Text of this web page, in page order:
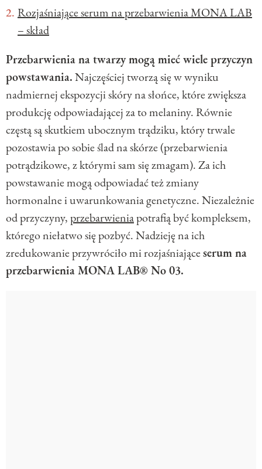
Rozjaśniające serum na przebarwienia MONA LAB
– skład
Przebarwienia na twarzy mogą mieć wiele przyczyn
powstawania.Najczęściej tworzą się w wyniku
nadmiernej ekspozycji skóry na słońce, które zwiększa
produkcję odpowiadającej za to melaniny. Równie
częstą są skutkiem ubocznym trądziku, który trwale
pozostawia po sobie ślad na skórze (przebarwienia
potrądzikowe, z którymi sam się zmagam). Za ich
powstawanie mogą odpowiadać też zmiany
hormonalne i uwarunkowania genetyczne. Niezależnie
od przyczyny,przebarwieniapotrafią być kompleksem,
którego niełatwo się pozbyć. Nadzieję na ich
zredukowanie przywróciło mi rozjaśniająceserum na
przebarwienia MONA LAB® No 03.